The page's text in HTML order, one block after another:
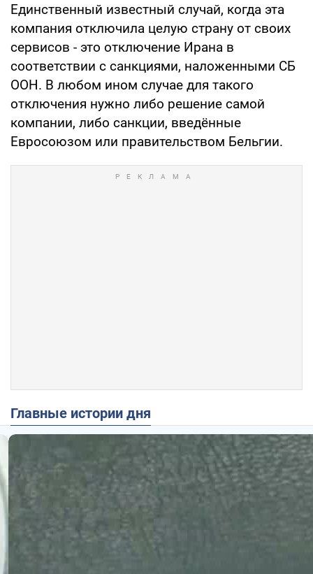
Единственный известный случай, когда эта
компания отключила целую страну от своих
сервисов - это отключение Ирана в
соответствии с санкциями, наложенными СБ
ООН. В любом ином случае для такого
отключения нужно либо решение самой
компании, либо санкции, введённые
Евросоюзом или правительством Бельгии.
Главные истории дня